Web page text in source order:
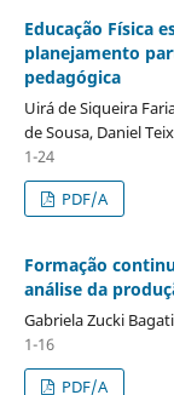
Educação Física
planejamento
pedagógica
Uirá de Siqueira
de Sousa, Daniel
1-24
PDF/A
Formação
análise da
Gabriela Zucki
1-16
PDF/A